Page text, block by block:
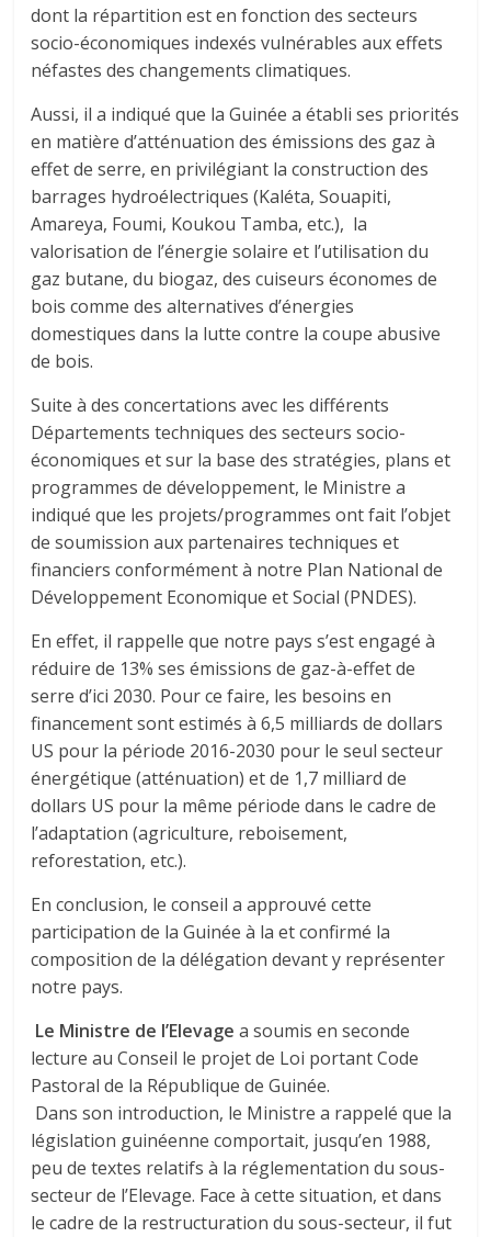
dont la répartition est en fonction des secteurs
socio-économiques indexés vulnérables aux effets
néfastes des changements climatiques.
Aussi, il a indiqué que la Guinée a établi ses priorités
en matière d’atténuation des émissions des gaz à
effet de serre, en privilégiant la construction des
barrages hydroélectriques (Kaléta, Souapiti,
Amareya, Foumi, Koukou Tamba, etc.), la
valorisation de l’énergie solaire et l’utilisation du
gaz butane, du biogaz, des cuiseurs économes de
bois comme des alternatives d’énergies
domestiques dans la lutte contre la coupe abusive
de bois.
Suite à des concertations avec les différents
Départements techniques des secteurs socio-
économiques et sur la base des stratégies, plans et
programmes de développement, le Ministre a
indiqué que les projets/programmes ont fait l’objet
de soumission aux partenaires techniques et
financiers conformément à notre Plan National de
Développement Economique et Social (PNDES).
En effet, il rappelle que notre pays s’est engagé à
réduire de 13% ses émissions de gaz-à-effet de
serre d’ici 2030. Pour ce faire, les besoins en
financement sont estimés à 6,5 milliards de dollars
US pour la période 2016-2030 pour le seul secteur
énergétique (atténuation) et de 1,7 milliard de
dollars US pour la même période dans le cadre de
l’adaptation (agriculture, reboisement,
reforestation, etc.).
En conclusion, le conseil a approuvé cette
participation de la Guinée à la et confirmé la
composition de la délégation devant y représenter
notre pays.
Le Ministre de l’Elevagea soumis en seconde
lecture au Conseil le projet de Loi portant Code
Pastoral de la République de Guinée.
Dans son introduction, le Ministre a rappelé que la
législation guinéenne comportait, jusqu’en 1988,
peu de textes relatifs à la réglementation du sous-
secteur de l’Elevage. Face à cette situation, et dans
le cadre de la restructuration du sous-secteur, il fut